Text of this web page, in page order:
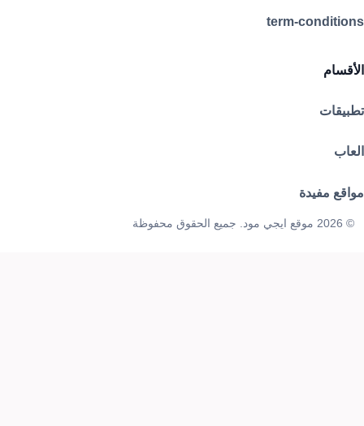
term-conditions
الأقسام
تطبيقات
العاب
مواقع مفيدة
© 2026 موقع ايجي مود. جميع الحقوق محفوظة